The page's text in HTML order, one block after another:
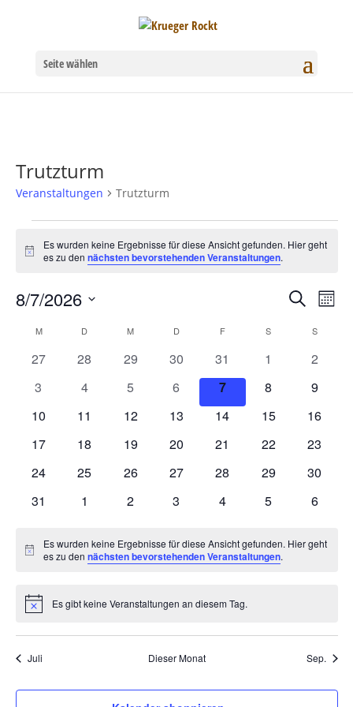
Seite wählen
Trutzturm
Veranstaltungen Trutzturm
Veranstaltungen
Hinweis
Es wurden keine Ergebnisse für diese Ansicht gefunden. Hier geht
es zu dennächsten bevorstehenden Veranstaltungen.
Suche
und
Suche
8/7/2026
Kalender
von
Veranstaltungen
MMONTAG D DIENSTAGM MITTWOCH
DDONNERSTAG
FFREITAG S SAMSTAGS
0
27
0
28
0
Veranstaltungen
29
0
Veranstaltungen
30
0
Veranstaltungen
31
0
1
0
2
0
3
0
4
0
Veranstaltungen
5
0
Veranstaltungen
6
0
Veranstaltungen
7
0
8
0
9
0
10
0
11
0
12
0
13
0
14
0
15
0
16
0
17
0
18
0
19
0
20
0
21
0
22
0
23
0
24
0
25
0
26
0
27
0
28
0
29
0
30
0
31
0
1
0
2
0
3
0
4
0
5
0
6
Hinweis
Es wurden keine Ergebnisse für diese Ansicht gefunden. Hier geht
es zu dennächsten bevorstehenden Veranstaltungen.
HinweisEs gibt keine Veranstaltungen an diesem Tag.
Juli Dieser Monat Sep.